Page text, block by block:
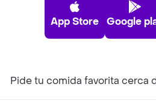
App Store Google
Pide tu comida favorita cerca